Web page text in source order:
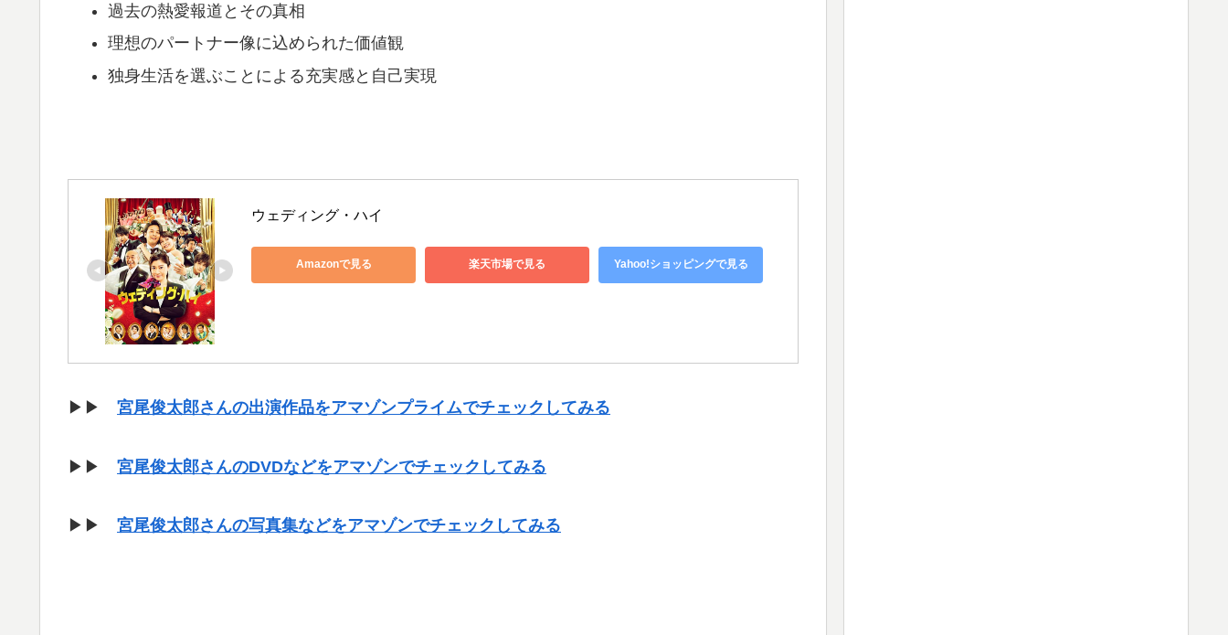
過去の熱愛報道とその真相
理想のパートナー像に込められた価値観
独身生活を選ぶことによる充実感と自己実現
ウェディング・ハイ
Amazonで見る 楽天市場で見る Yahoo!ショッピングで見る
▶▶ 宮尾俊太郎さんの出演作品をアマゾンプライムでチェックしてみる
▶▶ 宮尾俊太郎さんのDVDなどをアマゾンでチェックしてみる
▶▶ 宮尾俊太郎さんの写真集などをアマゾンでチェックしてみる